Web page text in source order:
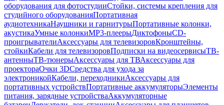
оборудования для фотостудииСтойки, системы крепления для
студийного оборудованияПортативная
аудиотехникаНаушники и гарнитурыПортативные колонки,
акустикаУмные колонкиMP3-плеерыДиктофоныCD-
проигрывателиАксессуары для телевизоровКронштейны,
стойкиКабели для телевизоровПодписки на видеосервисыТВ-
антенныТВ-тюнерыАксессуары для ТВАксессуары для
проектораОчки 3DСредства для ухода за
электроникойКабели, переходникиАксессуары для
портативных устройствПортативные аккумуляторыЭлементы
питания, зарядные устройстваАккумуляторные